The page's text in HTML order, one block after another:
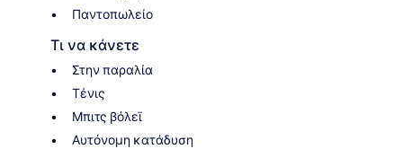
Παντοπωλείο
Τι να κάνετε
Στην παραλία
Τένις
Μπιτς βόλεϊ
Αυτόνομη κατάδυση